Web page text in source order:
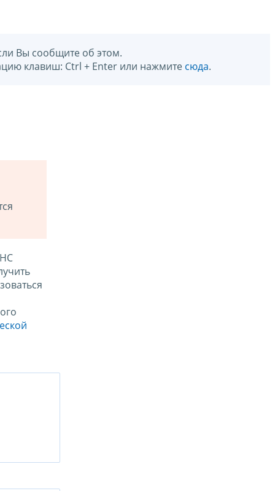
Вы сообщите об этом.
клавиш: Ctrl + Enter или нажмите сюда.